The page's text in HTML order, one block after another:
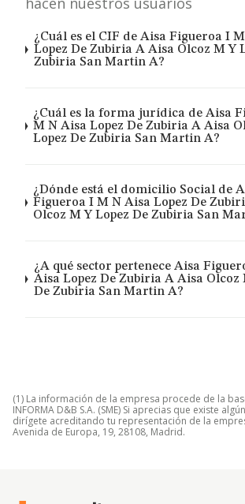
¿Cuál es el CIF de Aisa Figueroa I
Lopez De Zubiria A Aisa Olcoz M Y
Zubiria San Martin A?
¿Cuál es la forma jurídica de Aisa
M N Aisa Lopez De Zubiria A Aisa
Lopez De Zubiria San Martin A?
¿Dónde está el domicilio Social de
Figueroa I M N Aisa Lopez De
Olcoz M Y Lopez De Zubiria San
¿A qué sector pertenece Aisa
Aisa Lopez De Zubiria A Aisa Olcoz
De Zubiria San Martin A?
(1) La información de la empresa procede de la
INFORMA D&B S.A. (SME) Si aprecias que existe
dirígete acreditando tu representación de la
Avenida de Europa, 19, 28108, Madrid.